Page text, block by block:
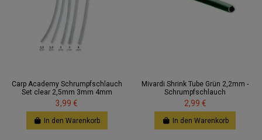
Carp Academy Schrumpfschlauch
Set clear 2,5mm 3mm 4mm
3,99 €
In den Warenkorb
Mivardi Shrink Tube Grün 2,2mm -
Schrumpfschlauch
2,99 €
In den Warenkorb